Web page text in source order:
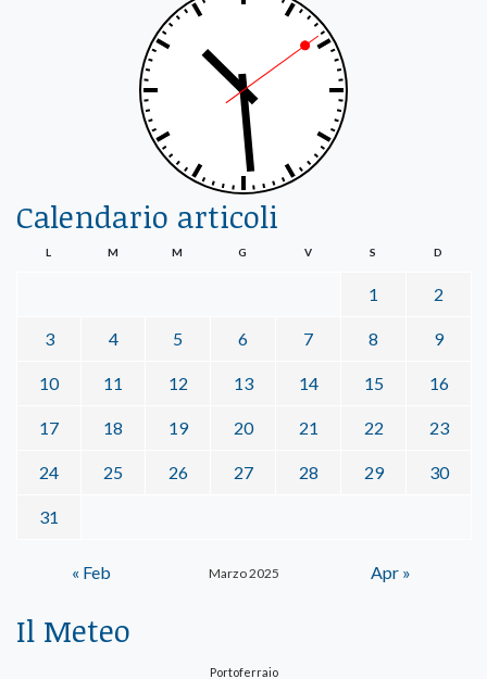
Calendario articoli
Marzo 2025
L M M G V S D
1 2
3 4 5 6 7 8 9
10 11 12 13 14 15 16
17 18 19 20 21 22 23
24 25 26 27 28 29 30
31
« Feb Apr »
Il Meteo
Portoferraio